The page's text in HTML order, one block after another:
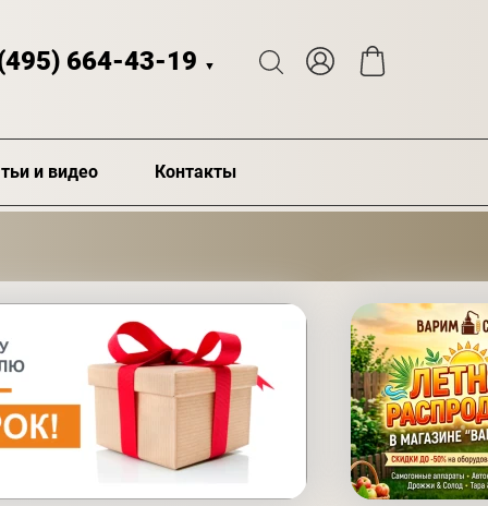
664-43-19 ▼
и видео Контакты